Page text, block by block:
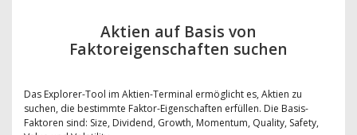
Aktien auf Basis von
Faktoreigenschaften suchen
Das Explorer-Tool im Aktien-Terminal ermöglicht es, Aktien zu
suchen, die bestimmte Faktor-Eigenschaften erfüllen. Die Basis-
Faktoren sind: Size, Dividend, Growth, Momentum, Quality, Safety,